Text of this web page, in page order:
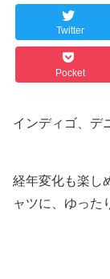
Twitter
Pocket
インディゴ、デ
経年変化も楽し
ャツに、ゆった